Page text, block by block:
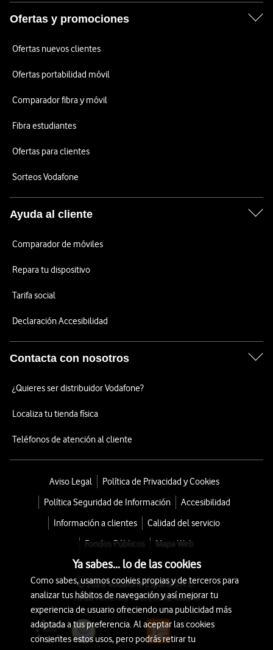
Ofertas y promociones
Ofertas nuevos clientes
Ofertas portabilidad móvil
Comparador fibra y móvil
Fibra estudiantes
Ofertas para clientes
Sorteos Vodafone
Ayuda al cliente
Comparador de móviles
Repara tu dispositivo
Tarifa social
Declaración Accesibilidad
Contacta con nosotros
¿Quieres ser distribuidor Vodafone?
Localiza tu tienda física
Teléfonos de atención al cliente
Aviso Legal
Política de Privacidad y Cookies
Política Seguridad de Información
Accesibilidad
Información a clientes
Calidad del servicio
Fondos Públicos
Mapa Web
© 2026 Vodafone España S.A.U.
Avda. América 115, 28042 Madrid
Ya sabes... lo de las cookies
Como sabes, usamos cookies propias y de terceros para
analizar tus hábitos de navegación y así mejorar tu
experiencia de usuario ofreciendo una publicidad más
adaptada a tus preferencia. Al aceptar las cookies
consientes estos usos, pero podrás retirar tu